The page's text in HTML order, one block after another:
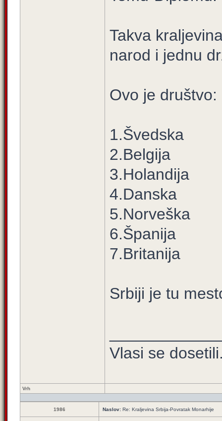
Takva
narod i jednu
Ovo je društvo:
1.Švedska
2.Belgija
3.Holandija
4.Danska
5.Norveška
6.Španija
7.Britanija
Srbiji je tu
Vlasi se
Vrh
1986 Naslov: Re: Kraljevina Srbija-Povratak Monarhije